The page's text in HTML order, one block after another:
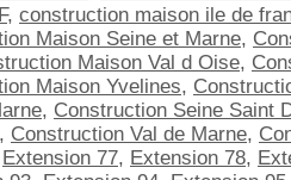
, construction maison ile de
Maison Seine et Marne,
Maison Val d Oise,
Maison Yvelines,
, Construction Seine Saint
, Construction Val de Marne,
Extension 77, Extension 78,